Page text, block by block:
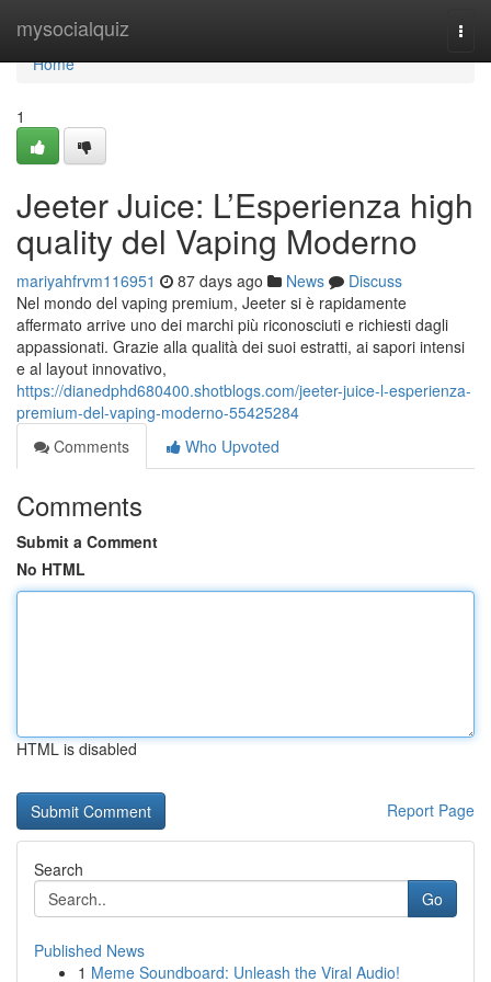
mysocialquiz
Home
Home
1
Jeeter Juice: L’Esperienza high
quality del Vaping Moderno
mariyahfrvm116951 87 days ago News
Discuss
Nel mondo del vaping premium, Jeeter si è rapidamente
affermato arrive uno dei marchi più riconosciuti e richiesti dagli
appassionati. Grazie alla qualità dei suoi estratti, ai sapori intensi
e al layout innovativo,
https://dianedphd680400.shotblogs.com/jeeter-juice-l-esperienza-
premium-del-vaping-moderno-55425284
Comments
Who Upvoted
Comments
Submit a Comment
No HTML
HTML is disabled
Report Page
Search
Go
Published News
1 Meme Soundboard: Unleash the Viral Audio!